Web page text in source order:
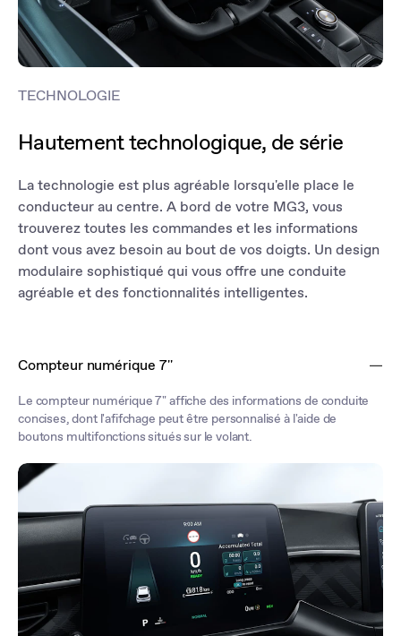
TECHNOLOGIE
Hautement technologique, de série
La technologie est plus agréable lorsqu'elle place le
conducteur au centre. A bord de votre MG3, vous
trouverez toutes les commandes et les informations
dont vous avez besoin au bout de vos doigts. Un design
modulaire sophistiqué qui vous offre une conduite
agréable et des fonctionnalités intelligentes.
Compteur numérique 7''
Le compteur numérique 7" affiche des informations de conduite
concises, dont l'afifchage peut être personnalisé à l'aide de
boutons multifonctions situés sur le volant.